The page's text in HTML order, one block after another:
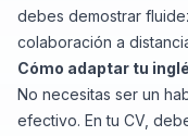
debes demostrar
colaboración a
Cómo adaptar tu
No necesitas ser un
efectivo. En tu CV,